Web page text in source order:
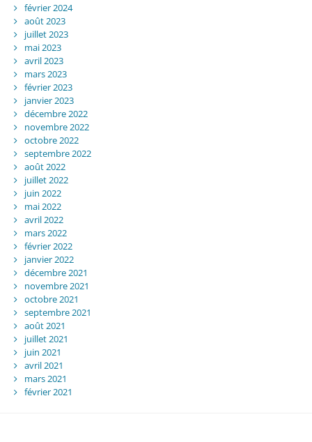
février 2024
août 2023
juillet 2023
mai 2023
avril 2023
mars 2023
février 2023
janvier 2023
décembre 2022
novembre 2022
octobre 2022
septembre 2022
août 2022
juillet 2022
juin 2022
mai 2022
avril 2022
mars 2022
février 2022
janvier 2022
décembre 2021
novembre 2021
octobre 2021
septembre 2021
août 2021
juillet 2021
juin 2021
avril 2021
mars 2021
février 2021